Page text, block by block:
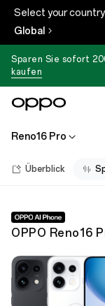
Select your
Global
Sparen Sie sofort
kaufen
Reno16 Pro
Überblick
OPPO Reno16